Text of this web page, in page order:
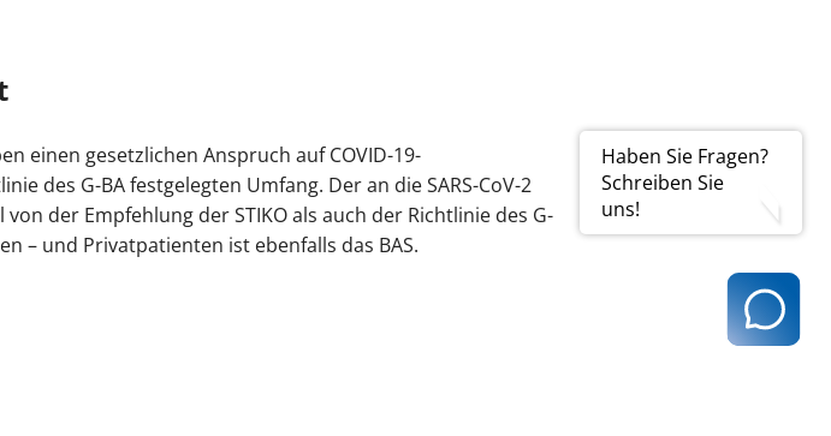
Haben Sie Fragen?
Schreiben Sie
uns!
einen gesetzlichen Anspruch auf COVID-19-
des G-BA festgelegten Umfang. Der an die SARS-CoV-2
der Empfehlung der STIKO als auch der Richtlinie des G-
– und Privatpatienten ist ebenfalls das BAS.